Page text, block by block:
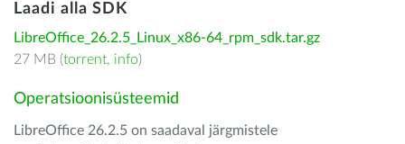
Laadi alla SDK
LibreOffice_26.2.5_Linux_x86-64_rpm_sdk.tar.gz
27 MB (torrent, info)
Operatsioonisüsteemid
LibreOffice 26.2.5 on saadaval järgmistele